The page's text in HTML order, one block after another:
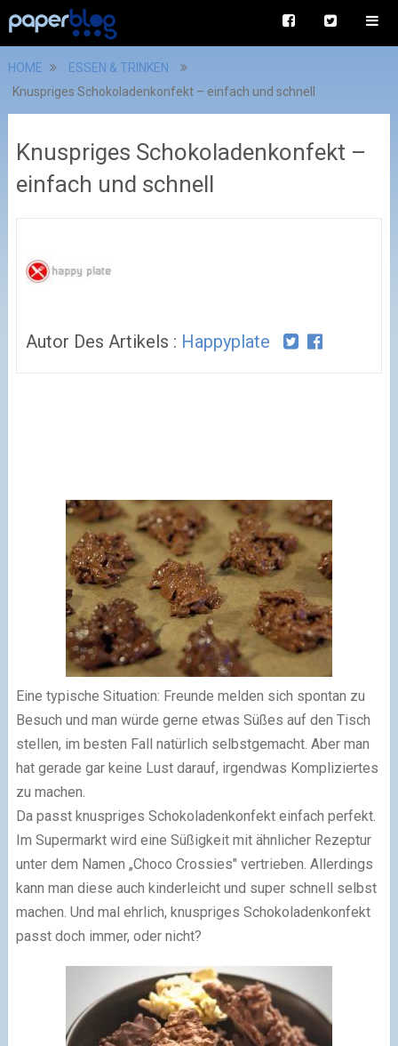
HOME
ESSEN & TRINKEN
Knuspriges Schokoladenkonfekt – einfach und schnell
Knuspriges Schokoladenkonfekt –
einfach und schnell
Autor Des Artikels : Happyplate
Eine typische Situation: Freunde melden sich spontan zu
Besuch und man würde gerne etwas Süßes auf den Tisch
stellen, im besten Fall natürlich selbstgemacht. Aber man
hat gerade gar keine Lust darauf, irgendwas Kompliziertes
zu machen.
Da passt knuspriges Schokoladenkonfekt einfach perfekt.
Im Supermarkt wird eine Süßigkeit mit ähnlicher Rezeptur
unter dem Namen „Choco Crossies" vertrieben. Allerdings
kann man diese auch kinderleicht und super schnell selbst
machen. Und mal ehrlich, knuspriges Schokoladenkonfekt
passt doch immer, oder nicht?